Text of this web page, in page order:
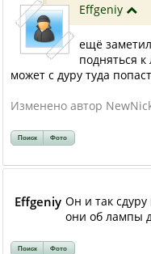
Effgeniy
ещё
подняться
может с дуру туда
Изменено автор
Поиск Фото
Effgeniy Он и так
они об лампы
Поиск Фото